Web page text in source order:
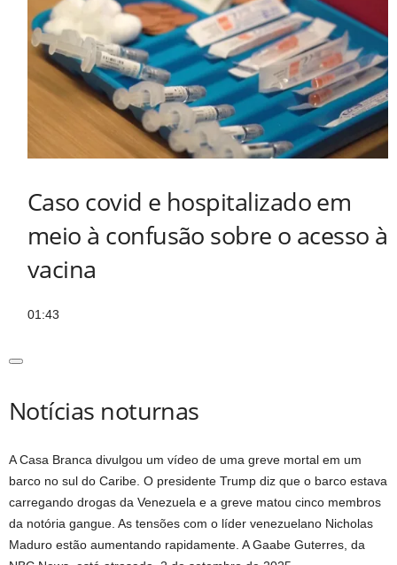
Caso covid e hospitalizado em
meio à confusão sobre o acesso à
vacina
01:43
Notícias noturnas
A Casa Branca divulgou um vídeo de uma greve mortal em um
barco no sul do Caribe. O presidente Trump diz que o barco estava
carregando drogas da Venezuela e a greve matou cinco membros
da notória gangue. As tensões com o líder venezuelano Nicholas
Maduro estão aumentando rapidamente. A Gaabe Guterres, da